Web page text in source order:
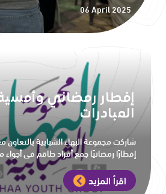
06 April 2025
إفطار رمضاني
المبادرات
شاركت مجموعة البهاء الشبابية بالتعاون
إفطارًا رمضانيًا جمع أفراد طاقم في أجواء
اقرأ المزيد